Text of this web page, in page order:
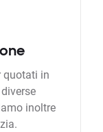
quotati in
inoltre